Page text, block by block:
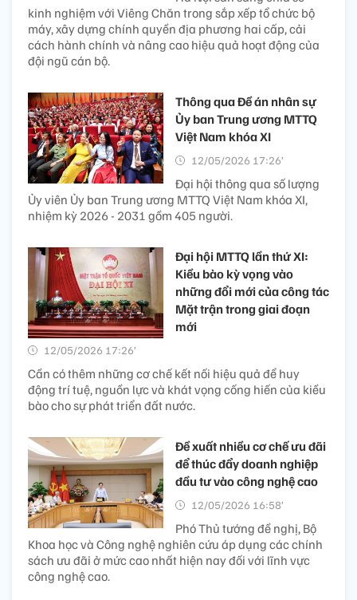
kinh nghiệm với Viêng Chăn trong sắp xếp tổ chức bộ
máy, xây dựng chính quyền địa phương hai cấp, cải
cách hành chính và nâng cao hiệu quả hoạt động của
đội ngũ cán bộ.
Thông qua Đề án nhân sự
Ủy ban Trung ương MTTQ
Việt Nam khóa XI
12/05/2026 17:26’
Đại hội thông qua số lượng
Ủy viên Ủy ban Trung ương MTTQ Việt Nam khóa XI,
nhiệm kỳ 2026 - 2031 gồm 405 người.
Đại hội MTTQ lần thứ XI:
Kiều bào kỳ vọng vào
những đổi mới của công tác
Mặt trận trong giai đoạn
mới
12/05/2026 17:26’
Cần có thêm những cơ chế kết nối hiệu quả để huy
động trí tuệ, nguồn lực và khát vọng cống hiến của kiều
bào cho sự phát triển đất nước.
Đề xuất nhiều cơ chế ưu đãi
để thúc đẩy doanh nghiệp
đầu tư vào công nghệ cao
12/05/2026 16:58’
Phó Thủ tướng đề nghị, Bộ
Khoa học và Công nghệ nghiên cứu áp dụng các chính
sách ưu đãi ở mức cao nhất hiện nay đối với lĩnh vực
công nghệ cao.